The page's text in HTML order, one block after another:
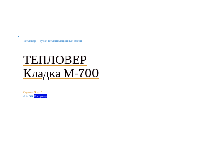
Тепловер - сухие теплоизоляционные смеси
ТЕПЛОВЕР
Кладка М-700
Оценка 0 из 5
€4.09 В корзину